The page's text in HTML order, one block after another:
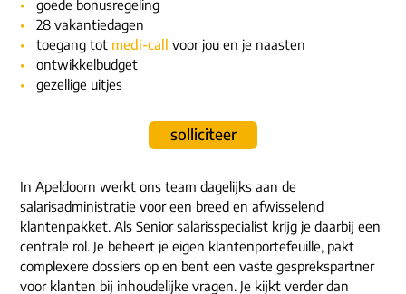
ons dna
e-mail/telefoon
social media
goede bonusregeling
28 vakantiedagen
toegang tot medi-call voor jou en je naasten
ontwikkelbudget
gezellige uitjes
solliciteer
In Apeldoorn werkt ons team dagelijks aan de
salarisadministratie voor een breed en afwisselend
klantenpakket. Als Senior salarisspecialist krijg je daarbij een
centrale rol. Je beheert je eigen klantenportefeuille, pakt
complexere dossiers op en bent een vaste gesprekspartner
voor klanten bij inhoudelijke vragen. Je kijkt verder dan